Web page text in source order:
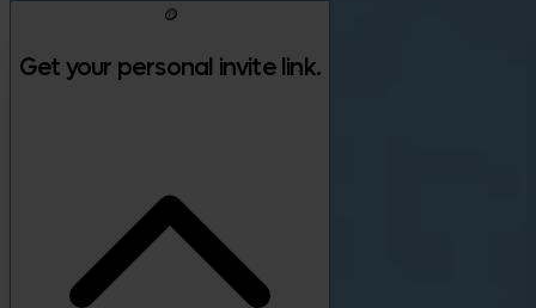
🪙
Get your personal invite link.